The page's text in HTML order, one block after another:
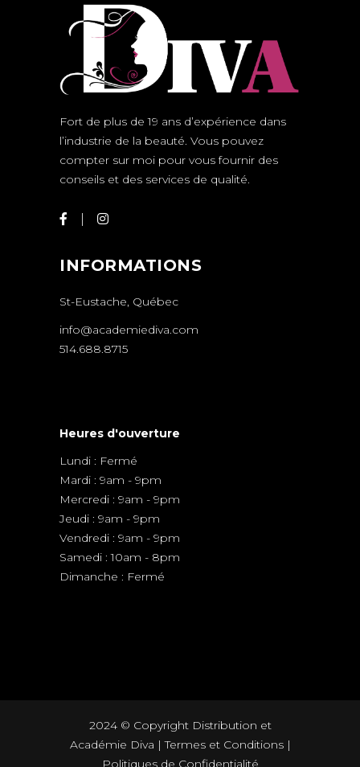
Fort de plus de 19 ans d’expérience dans
l’industrie de la beauté. Vous pouvez
compter sur moi pour vous fournir des
conseils et des services de qualité.
INFORMATIONS
St-Eustache, Québec
info@academiediva.com
514.688.8715
Heures d'ouverture
Lundi : Fermé
Mardi : 9am - 9pm
Mercredi : 9am - 9pm
Jeudi : 9am - 9pm
Vendredi : 9am - 9pm
Samedi : 10am - 8pm
Dimanche : Fermé
2024 © Copyright Distribution et
Académie Diva |Termes et Conditions|
Politiques de Confidentialité